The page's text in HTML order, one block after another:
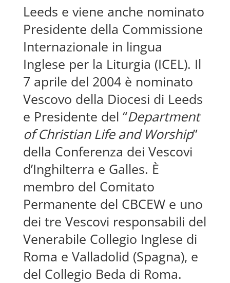
Leeds e viene anche nominato
Presidente della Commissione
Internazionale in lingua
Inglese per la Liturgia (ICEL). Il
7 aprile del 2004 è nominato
Vescovo della Diocesi di Leeds
e Presidente del “Department
of Christian Life and Worship”
della Conferenza dei Vescovi
d’Inghilterra e Galles. È
membro del Comitato
Permanente del CBCEW e uno
dei tre Vescovi responsabili del
Venerabile Collegio Inglese di
Roma e Valladolid (Spagna), e
del Collegio Beda di Roma.